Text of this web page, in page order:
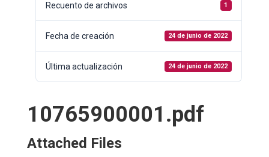
Recuento de archivos 1
Fecha de creación 24 de junio de 2022
Última actualización 24 de junio de 2022
10765900001.pdf
Attached Files